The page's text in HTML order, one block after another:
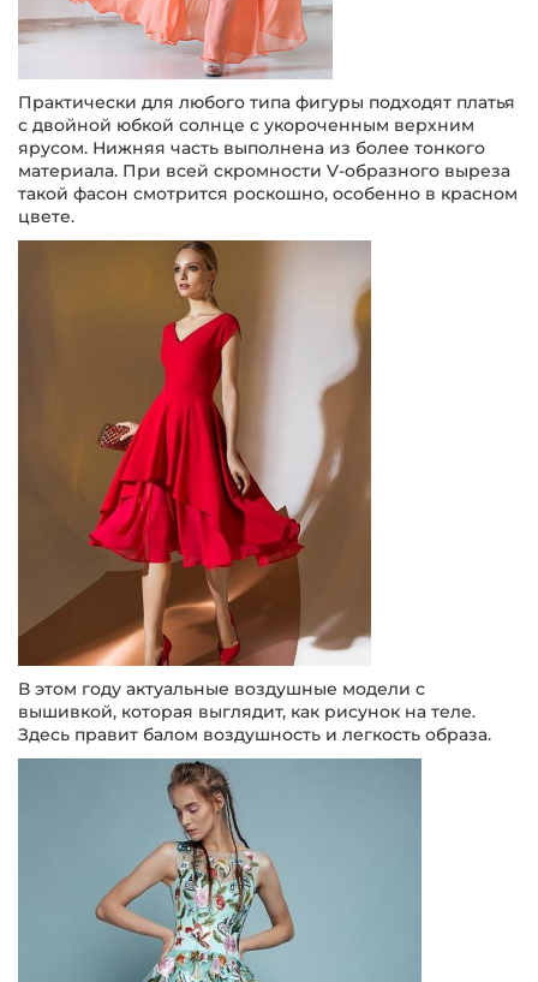
Практически для любого типа фигуры подходят платья
с двойной юбкой солнце с укороченным верхним
ярусом. Нижняя часть выполнена из более тонкого
материала. При всей скромности V-образного выреза
такой фасон смотрится роскошно, особенно в красном
цвете.
В этом году актуальные воздушные модели с
вышивкой, которая выглядит, как рисунок на теле.
Здесь правит балом воздушность и легкость образа.